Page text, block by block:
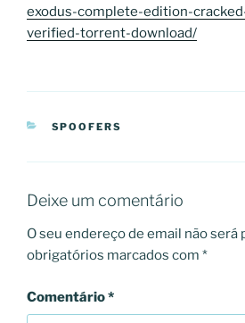
exodus-complete-edition-
verified-torrent-download/
CATEGORIAS
SPOOFERS
Deixe um comentário
O seu endereço de email não será
obrigatórios marcados com *
Comentário*